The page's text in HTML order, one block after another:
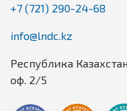
+7 (721) 290-24-68
info@lndc.kz
Республика
оф. 2/5